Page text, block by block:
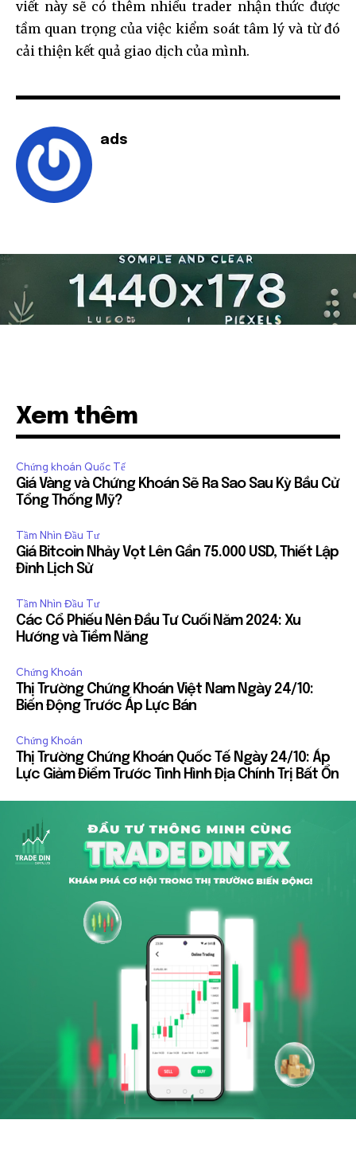
viết này sẽ có thêm nhiều trader nhận thức được
tầm quan trọng của việc kiểm soát tâm lý và từ đó
cải thiện kết quả giao dịch của mình.
ads
Xem thêm
Chứng khoán Quốc Tế
Giá Vàng và Chứng Khoán Sẽ Ra Sao Sau Kỳ Bầu Cử
Tổng Thống Mỹ?
Tầm Nhìn Đầu Tư
Giá Bitcoin Nhảy Vọt Lên Gần 75.000 USD, Thiết Lập
Đỉnh Lịch Sử
Tầm Nhìn Đầu Tư
Các Cổ Phiếu Nên Đầu Tư Cuối Năm 2024: Xu
Hướng và Tiềm Năng
Chứng Khoán
Thị Trường Chứng Khoán Việt Nam Ngày 24/10:
Biến Động Trước Áp Lực Bán
Chứng Khoán
Thị Trường Chứng Khoán Quốc Tế Ngày 24/10: Áp
Lực Giảm Điểm Trước Tình Hình Địa Chính Trị Bất Ổn